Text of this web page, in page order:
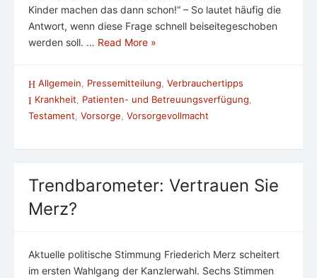
Kinder machen das dann schon!“ – So lautet häufig die
Antwort, wenn diese Frage schnell beiseitegeschoben
werden soll. … Read More »
Allgemein Pressemitteilung Verbrauchertipps
Krankheit
Patienten- und Betreuungsverfügung
Testament Vorsorge Vorsorgevollmacht
Trendbarometer: Vertrauen Sie
Merz?
Aktuelle politische Stimmung Friederich Merz scheitert
im ersten Wahlgang der Kanzlerwahl. Sechs Stimmen